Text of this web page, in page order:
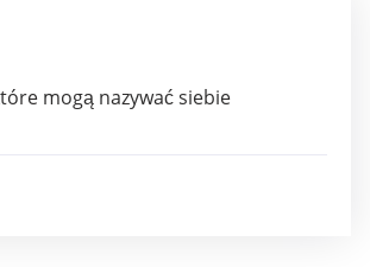
mogą nazywać siebie